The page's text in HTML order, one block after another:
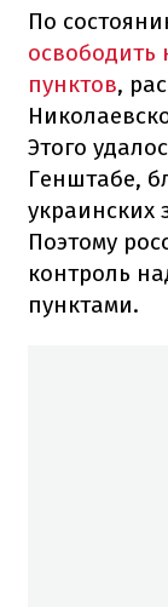
По
освободить
пунктов,
Этого
Генштабе,
Поэтому
контроль
пунктами.